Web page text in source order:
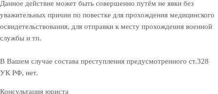
Данное действие может быть совершенно путём не явки без
уважительных причин по повестке для прохождения медицинского
освидетельствования, для отправки к месту прохождения военной
службы и тп.
В Вашем случае состава преступления предусмотренного ст.328
УК РФ, нет.
Консультация юриста